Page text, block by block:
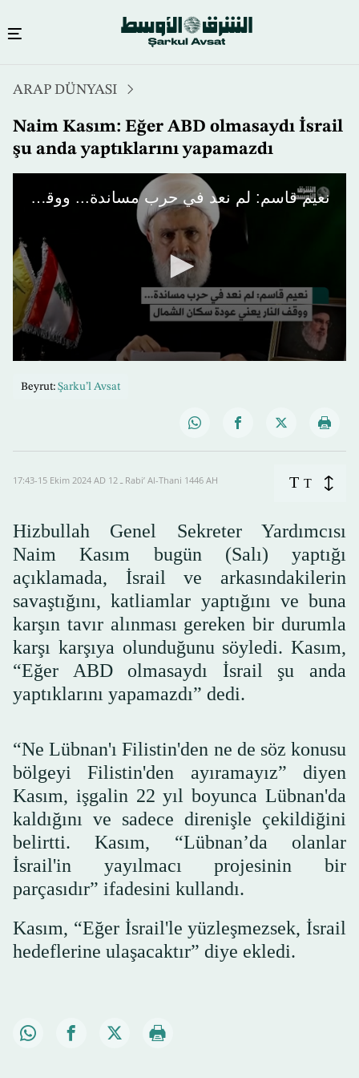
atla
ARAP DÜNYASI
Naim Kasım: Eğer ABD olmasaydı İsrail
şu anda yaptıklarını yapamazdı
نعيم قاسم: لم نعد في حرب مساندة... ووقف النار يعني عودة سكان الشمال
seconds
ofBeyrut: Şarku’l Avsat
17:43-15 Ekim 2024 AD ـ 12 Rabi’ Al-Thani 1446 AH T T
Hizbullah Genel Sekreter Yardımcısı
Naim Kasım bugün (Salı) yaptığı
açıklamada, İsrail ve arkasındakilerin
savaştığını, katliamlar yaptığını ve buna
karşın tavır alınması gereken bir durumla
karşı karşıya olunduğunu söyledi. Kasım,
“Eğer ABD olmasaydı İsrail şu anda
yaptıklarını yapamazdı” dedi.
“Ne Lübnan'ı Filistin'den ne de söz konusu
bölgeyi Filistin'den ayıramayız” diyen
Kasım, işgalin 22 yıl boyunca Lübnan'da
kaldığını ve sadece direnişle çekildiğini
belirtti. Kasım, “Lübnan’da olanlar
İsrail'in yayılmacı projesinin bir
parçasıdır” ifadesini kullandı.
Kasım, “Eğer İsrail'le yüzleşmezsek, İsrail
hedeflerine ulaşacaktır” diye ekledi.